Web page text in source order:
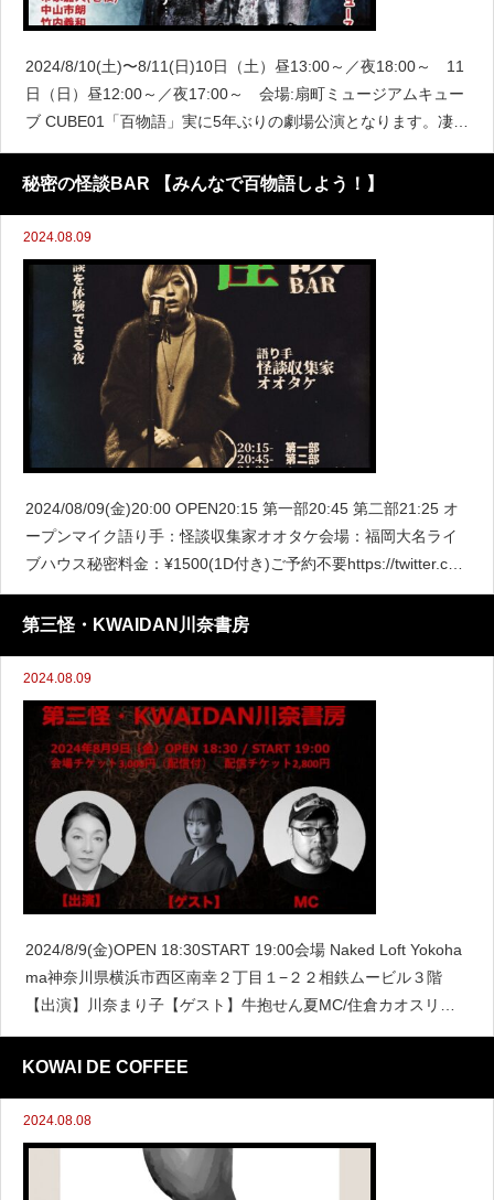
2024/8/10(土)〜8/11(日)10日（土）昼13:00～／夜18:00～ 11
日（日）昼12:00～／夜17:00～ 会場:扇町ミュージアムキュー
ブ CUBE01「百物語」実に5年ぶりの劇場公演となります。凄腕
舞台俳優＆最恐怪談師による大演劇＆
秘密の怪談BAR 【みんなで百物語しよう！】
2024.08.09
2024/08/09(金)20:00 OPEN20:15 第一部20:45 第二部21:25 オ
ープンマイク語り手：怪談収集家オオタケ会場：福岡大名ライ
ブハウス秘密料金：¥1500(1D付き)ご予約不要https://twitter.co
m/kamabokonoita_/stat
第三怪・KWAIDAN川奈書房
2024.08.09
2024/8/9(金)OPEN 18:30START 19:00会場 Naked Loft Yokoha
ma神奈川県横浜市西区南幸２丁目１−２２相鉄ムービル３階
【出演】川奈まり子【ゲスト】牛抱せん夏MC/住倉カオスリア
リティあふれる現代怪談から古典怪談まで魅せる女性怪談師N
KOWAI DE COFFEE
2024.08.08